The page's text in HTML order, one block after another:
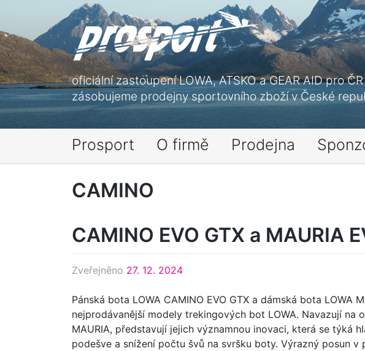
content
oficiální zastoupení LOWA, ATSKO a GEAR AID pro ČR
zásobujeme prodejny sportovního zboží v České
Prosport O firmě Prodejna
CAMINO
CAMINO EVO GTX a MAURIA
Zveřejněno 27. 12. 2024
Pánská bota LOWA CAMINO EVO GTX a dámská bota LOWA
nejprodávanější modely trekingových bot LOWA. Navazují na
MAURIA, představují jejich významnou inovaci, která se týká
podešve a snížení počtu švů na svršku boty. Výrazný posun